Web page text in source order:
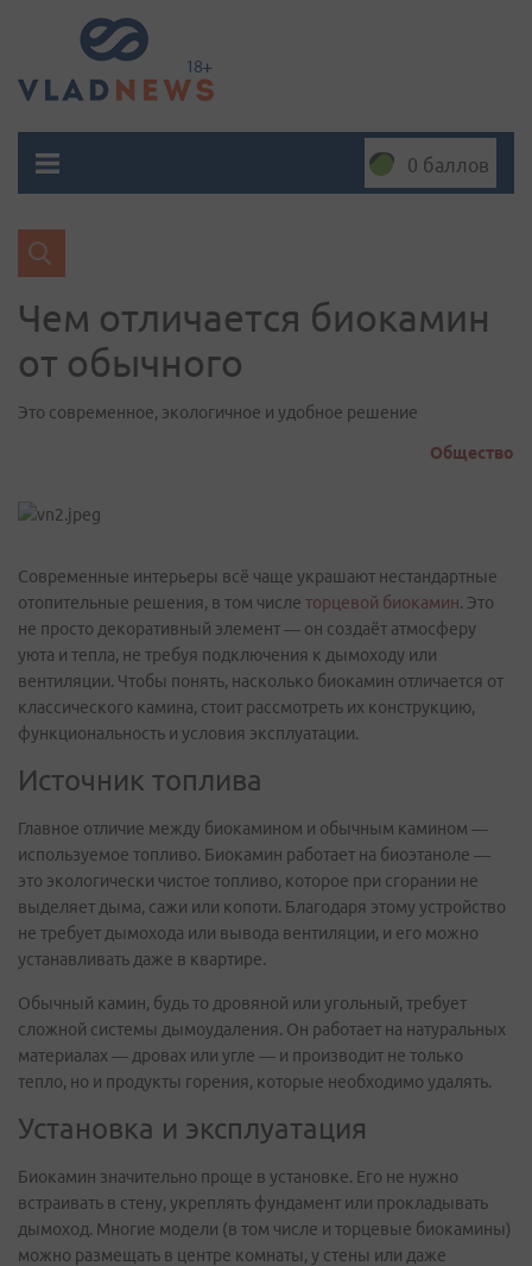
0 баллов
Чем отличается биокамин
от обычного
Это современное, экологичное и удобное решение
Общество
Современные интерьеры всё чаще украшают нестандартные
отопительные решения, в том числе торцевой биокамин. Это
не просто декоративный элемент — он создаёт атмосферу
уюта и тепла, не требуя подключения к дымоходу или
вентиляции. Чтобы понять, насколько биокамин отличается от
классического камина, стоит рассмотреть их конструкцию,
функциональность и условия эксплуатации.
Источник топлива
Главное отличие между биокамином и обычным камином —
используемое топливо. Биокамин работает на биоэтаноле —
это экологически чистое топливо, которое при сгорании не
выделяет дыма, сажи или копоти. Благодаря этому устройство
не требует дымохода или вывода вентиляции, и его можно
устанавливать даже в квартире.
Обычный камин, будь то дровяной или угольный, требует
сложной системы дымоудаления. Он работает на натуральных
материалах — дровах или угле — и производит не только
тепло, но и продукты горения, которые необходимо удалять.
Установка и эксплуатация
Биокамин значительно проще в установке. Его не нужно
встраивать в стену, укреплять фундамент или прокладывать
дымоход. Многие модели (в том числе и торцевые биокамины)
можно размещать в центре комнаты, у стены или даже